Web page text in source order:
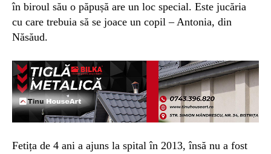
în biroul său o păpușă are un loc special. Este jucăria
cu care trebuia să se joace un copil – Antonia, din
Năsăud.
Fetița de 4 ani a ajuns la spital în 2013, însă nu a fost